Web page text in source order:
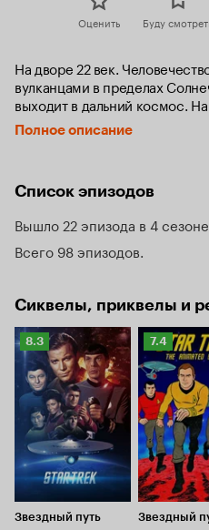
Оценить Буду
На дворе 22 век.
вулканцами в пределах
выходит в дальний космос.
звездолет NX-01
использованием новейших
придется исследовать
ввязаться во Временную
от уничтожения расой Зинди,
Объединенной Федерации
Полное описание
Список эпизодов
Вышло 22 эпизода в 4 сезоне
Всего 98 эпизодов
Сиквелы, приквелы и
Рейтинг
Кинопоиска
8.3
8.3
Звездный путь
Рейтинг
7.4
7.4
Звездный